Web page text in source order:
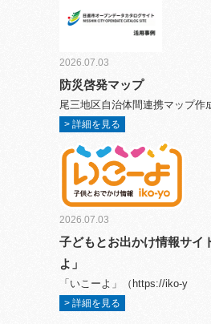
2026.07.03
防災啓発マップ
尾三地区自治体間連携マップ作
> 詳細を見る
2026.07.03
子どもとお出かけ情報サイ
よ」
「いこーよ」（https://iko-y
> 詳細を見る